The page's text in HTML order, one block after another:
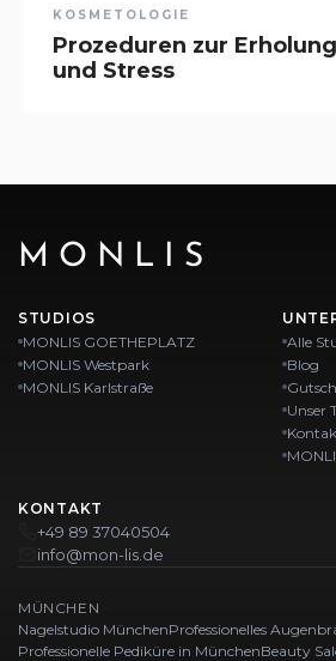
KOSMETOLOGIE
Prozeduren zur
und Stress
MONLIS
STUDIOS
MONLIS GOETHEPLATZ
MONLIS Westpark
MONLIS Karlstraße
Alle
Blog
Unser
KONTAKT
+49 89 37040504
info@mon-lis.de
MÜNCHEN
Nagelstudio MünchenProfessionelles
Professionelle Pediküre in MünchenBeauty